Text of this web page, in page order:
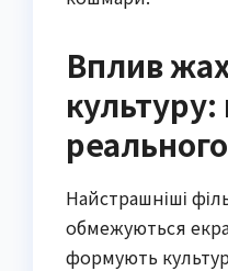
Вплив
культуру:
Найстрашніші
обмежуються
формують